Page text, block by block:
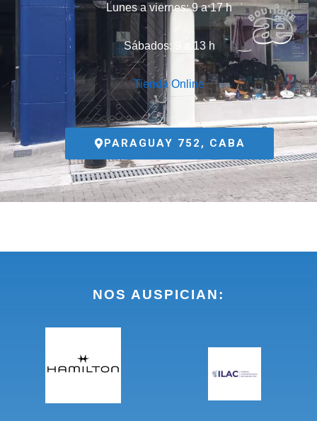
Lunes a viernes: 9 a 17 h
Sábados: 9 a 13 h
Tienda Online
PARAGUAY 752, CABA
NOS AUSPICIAN: